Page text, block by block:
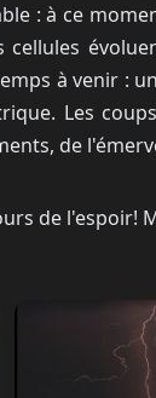
: à ce
à venir :
Les
de
de